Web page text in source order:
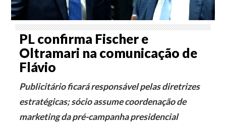
PL confirma Fischer e
Oltramari na comunicação de
Flávio
Publicitário ficará responsável pelas diretrizes
estratégicas; sócio assume coordenação de
marketing da pré-campanha presidencial